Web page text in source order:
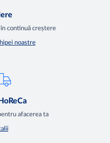
continuă creștere
noastre
afacerea ta